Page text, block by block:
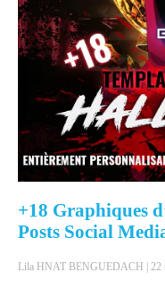
+18 Graphiques
Posts Social
Lila HNAT BENGUEDACH 22